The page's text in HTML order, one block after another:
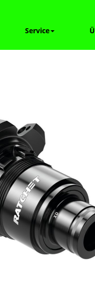
Service